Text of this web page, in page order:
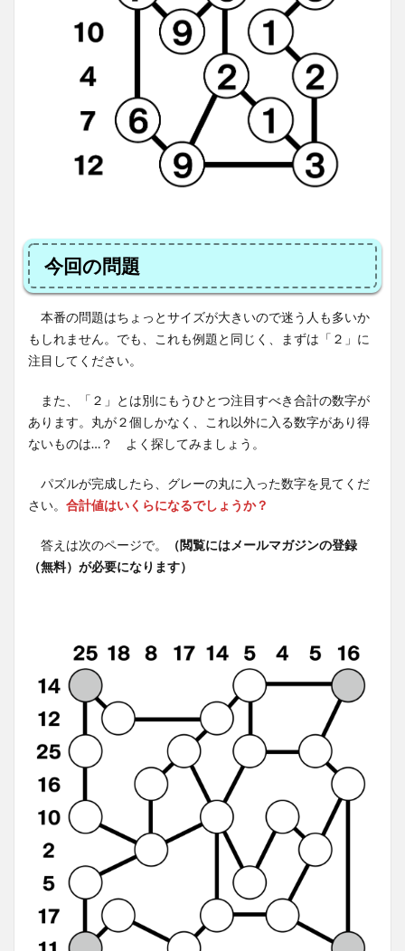
今回の問題
本番の問題はちょっとサイズが大きいので迷う人も多いか
もしれません。でも、これも例題と同じく、まずは「２」に
注目してください。
また、「２」とは別にもうひとつ注目すべき合計の数字が
あります。丸が２個しかなく、これ以外に入る数字があり得
ないものは…？ よく探してみましょう。
パズルが完成したら、グレーの丸に入った数字を見てくだ
さい。 合計値はいくらになるでしょうか？
答えは次のページで。
（閲覧にはメールマガジンの登録
（無料）が必要になります）